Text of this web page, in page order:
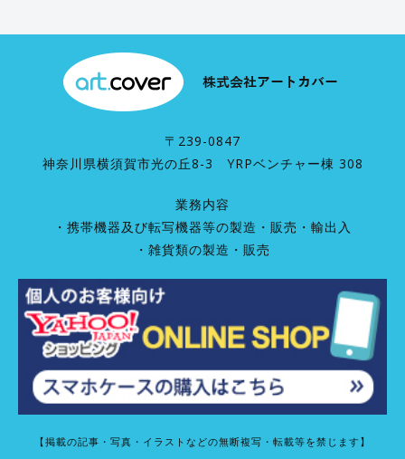
〒239-0847
神奈川県横須賀市光の丘8-3 YRPベンチャー棟 308
業務内容
・携帯機器及び転写機器等の製造・販売・輸出入
・雑貨類の製造・販売
【掲載の記事・写真・イラストなどの無断複写・転載等を禁じます】